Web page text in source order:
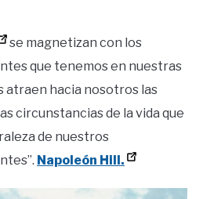
se magnetizan con los
que tenemos en nuestras
atraen hacia nosotros las
circunstancias de la vida que
de nuestros
Napoleón Hill.